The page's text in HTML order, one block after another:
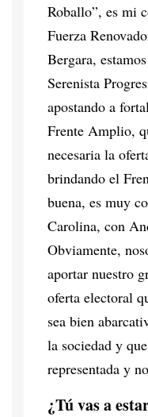
Roballo”, es mi
Fuerza
Bergara,
Serenista
apostando a
Frente Amplio,
necesaria la
brindando el
buena, es muy
Carolina, con
Obviamente,
aportar nuestro
oferta electoral
sea bien
la sociedad y
representada y
¿Tú vas a